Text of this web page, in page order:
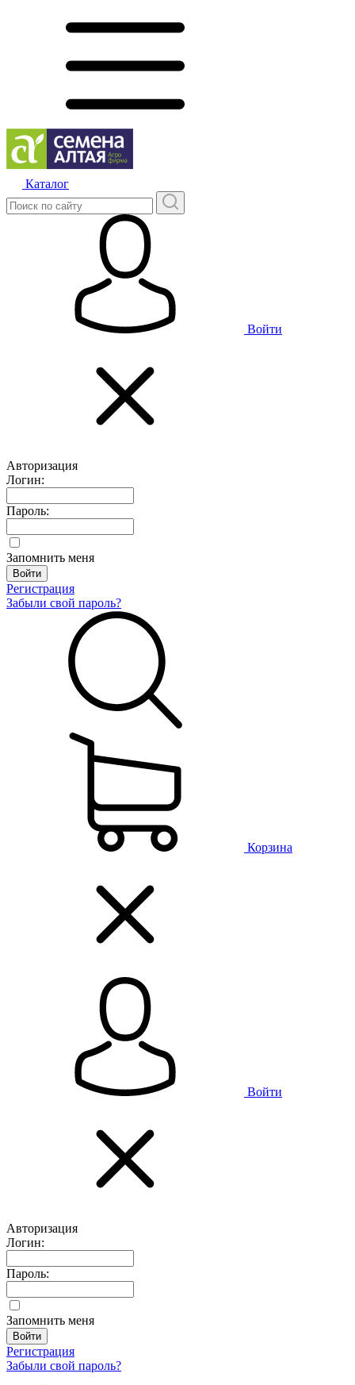
Каталог
Войти
Авторизация
Логин:
Пароль:
Запомнить меня
Регистрация
Забыли свой пароль?
Корзина
Войти
Авторизация
Логин:
Пароль:
Запомнить меня
Регистрация
Забыли свой пароль?